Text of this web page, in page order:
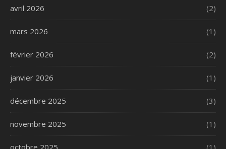
avril 2026 (2)
mars 2026 (1)
février 2026 (2)
janvier 2026 (1)
décembre 2025 (3)
novembre 2025 (1)
octobre 2025 (1)